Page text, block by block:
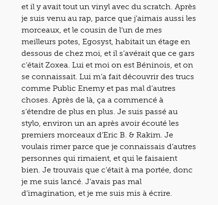
et il y avait tout un vinyl avec du scratch. Après
je suis venu au rap, parce que j’aimais aussi les
morceaux, et le cousin de l’un de mes
meilleurs potes, Egosyst, habitait un étage en
dessous de chez moi, et il s’avérait que ce gars
c’était Zoxea. Lui et moi on est Béninois, et on
se connaissait. Lui m’a fait découvrir des trucs
comme Public Enemy et pas mal d’autres
choses. Après de là, ça a commencé à
s’étendre de plus en plus. Je suis passé au
stylo, environ un an après avoir écouté les
premiers morceaux d’Eric B. & Rakim. Je
voulais rimer parce que je connaissais d’autres
personnes qui rimaient, et qui le faisaient
bien. Je trouvais que c’était à ma portée, donc
je me suis lancé. J’avais pas mal
d’imagination, et je me suis mis à écrire.